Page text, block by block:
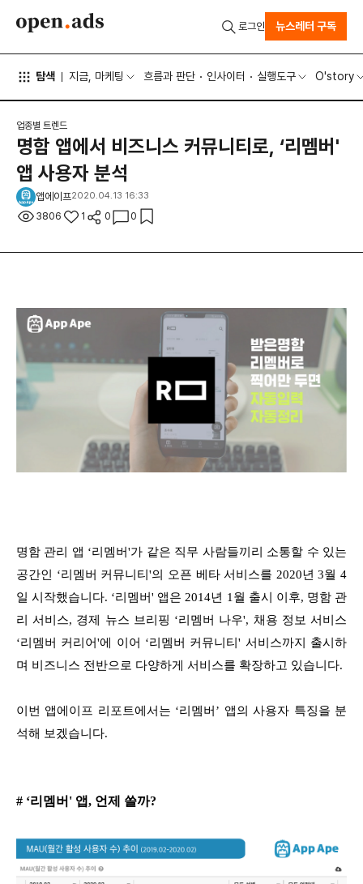
탐색 지금, 마케팅 흐름과 판단 인사이터 실행도구 O'story
로그인 뉴스레터 구독
업종별 트렌드
명함 앱에서 비즈니스 커뮤니티로, ‘리멤버'
앱 사용자 분석
앱에이프2020.04.13 16:33
3806 1 0 0
명함 관리 앱 ‘리멤버'가 같은 직무 사람들끼리 소통할 수 있는
공간인 ‘리멤버 커뮤니티'의 오픈 베타 서비스를 2020년 3월 4
일 시작했습니다. ‘리멤버' 앱은 2014년 1월 출시 이후, 명함 관
리 서비스, 경제 뉴스 브리핑 ‘리멤버 나우', 채용 정보 서비스
‘리멤버 커리어'에 이어 ‘리멤버 커뮤니티' 서비스까지 출시하
며 비즈니스 전반으로 다양하게 서비스를 확장하고 있습니다.
이번 앱에이프 리포트에서는 ‘리멤버’ 앱의 사용자 특징을 분
석해 보겠습니다.
# ‘리멤버' 앱, 언제 쓸까?